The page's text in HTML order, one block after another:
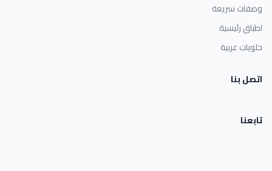
وصفات سريعة
اطباق رئيسية
حلويات غربية
اتصل بنا
تابعنا